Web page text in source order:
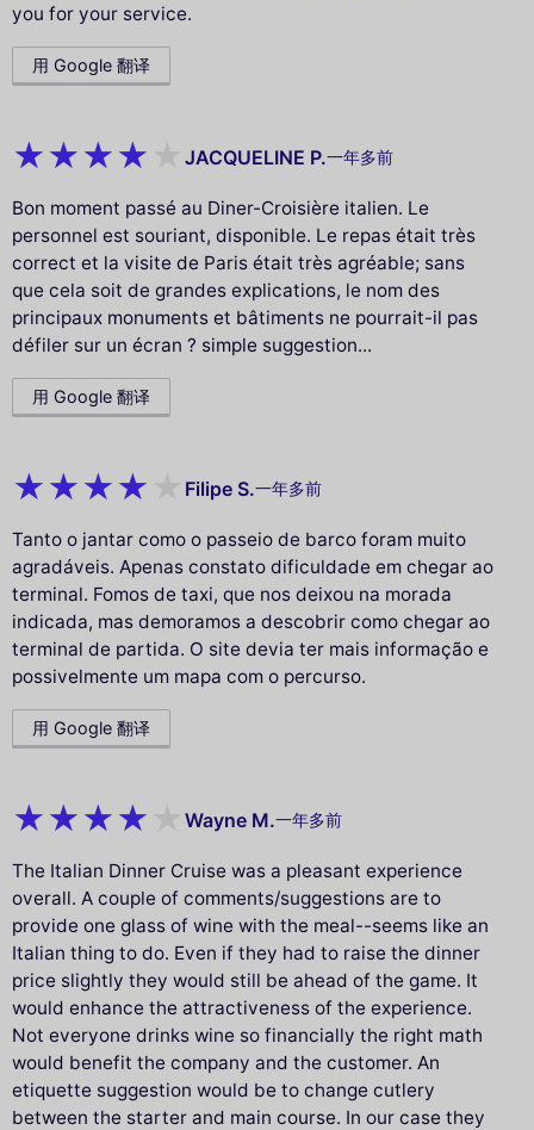
you for your service.
用 Google 翻译
JACQUELINE P.一年多前
Bon moment passé au Diner-Croisière italien. Le
personnel est souriant, disponible. Le repas était très
correct et la visite de Paris était très agréable; sans
que cela soit de grandes explications, le nom des
principaux monuments et bâtiments ne pourrait-il pas
défiler sur un écran ? simple suggestion...
用 Google 翻译
Filipe S.一年多前
Tanto o jantar como o passeio de barco foram muito
agradáveis. Apenas constato dificuldade em chegar ao
terminal. Fomos de taxi, que nos deixou na morada
indicada, mas demoramos a descobrir como chegar ao
terminal de partida. O site devia ter mais informação e
possivelmente um mapa com o percurso.
用 Google 翻译
Wayne M.一年多前
The Italian Dinner Cruise was a pleasant experience
overall. A couple of comments/suggestions are to
provide one glass of wine with the meal--seems like an
Italian thing to do. Even if they had to raise the dinner
price slightly they would still be ahead of the game. It
would enhance the attractiveness of the experience.
Not everyone drinks wine so financially the right math
would benefit the company and the customer. An
etiquette suggestion would be to change cutlery
between the starter and main course. In our case they